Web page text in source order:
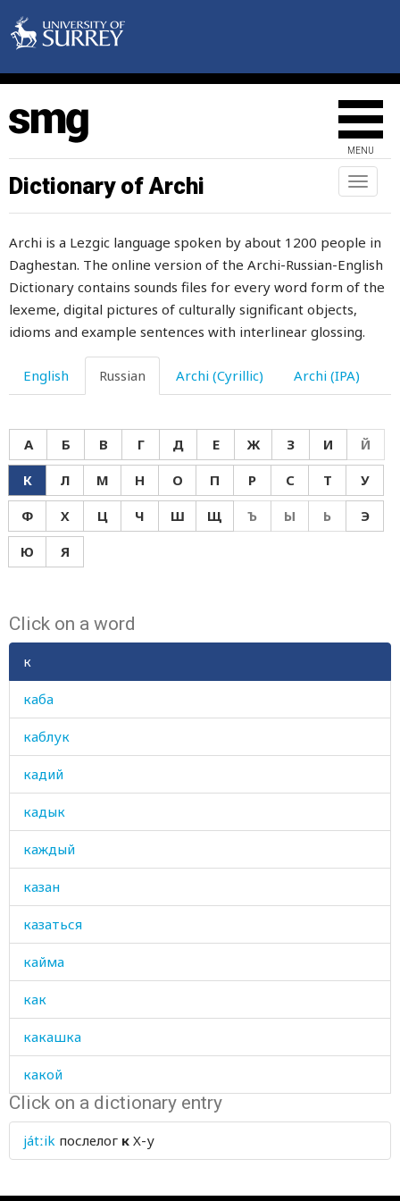
MENU
Toggle
Dictionary of Archi
Archi is a Lezgic language spoken by about 1200 people in
Daghestan. The online version of the Archi-Russian-English
Dictionary contains sounds files for every word form of the
lexeme, digital pictures of culturally significant objects,
idioms and example sentences with interlinear glossing.
English Russian Archi (Cyrillic) Archi (IPA)
А Б В Г Д Е Ж З И
Й
К
Л М Н О П Р С Т
У
Ф
Х Ц Ч Ш Щ Ъ Ы Ь
Э
Ю
Я
Click on a word
к
каба
каблук
кадий
кадык
каждый
казан
казаться
кайма
как
какашка
какой
какой-нибудь
какой-то
Click on a dictionary entry
játːik послелог к X-у